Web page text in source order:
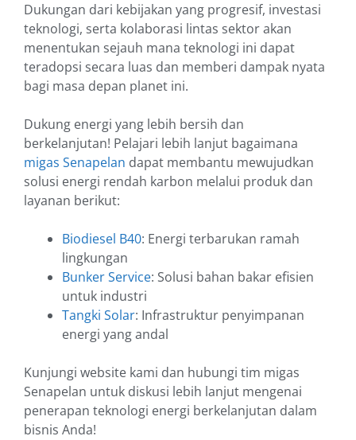
Dukungan dari kebijakan yang progresif, investasi
teknologi, serta kolaborasi lintas sektor akan
menentukan sejauh mana teknologi ini dapat
teradopsi secara luas dan memberi dampak nyata
bagi masa depan planet ini.
Dukung energi yang lebih bersih dan
berkelanjutan! Pelajari lebih lanjut bagaimana
migas Senapelan dapat membantu mewujudkan
solusi energi rendah karbon melalui produk dan
layanan berikut:
Biodiesel B40: Energi terbarukan ramah
lingkungan
Bunker Service: Solusi bahan bakar efisien
untuk industri
Tangki Solar: Infrastruktur penyimpanan
energi yang andal
Kunjungi website kami dan hubungi tim migas
Senapelan untuk diskusi lebih lanjut mengenai
penerapan teknologi energi berkelanjutan dalam
bisnis Anda!